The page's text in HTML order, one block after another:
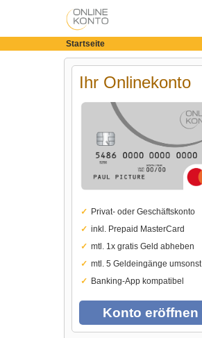
Startseite
Ihr Onlinekonto
Privat- oder Geschäftskonto
inkl. Prepaid MasterCard
mtl. 1x gratis Geld abheben
mtl. 5 Geldeingänge umsonst
Banking-App kompatibel
Konto eröffnen